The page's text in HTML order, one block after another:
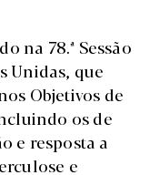
na 78.ª Sessão
Unidas, que
Objetivos de
os de
e resposta a
e